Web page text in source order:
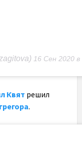
16 Сен 2020 в 12:45
Квят решил
.